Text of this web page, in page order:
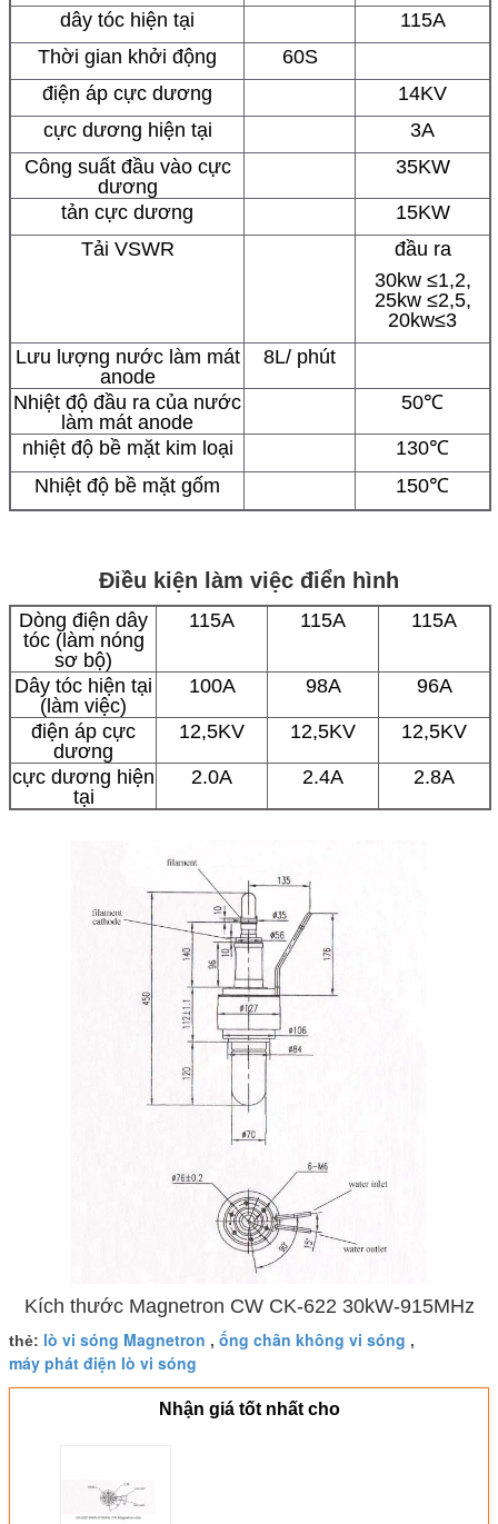
dây tóc hiện tại
115A
Thời gian khởi động
60S
điện áp cực dương
14KV
cực dương hiện tại
3A
Công suất đầu vào cực
dương
35KW
tản cực dương
15KW
Tải VSWR
đầu ra
30kw ≤1,2,
25kw ≤2,5,
20kw≤3
Lưu lượng nước làm mát
anode
8L/ phút
Nhiệt độ đầu ra của nước
làm mát anode
50℃
nhiệt độ bề mặt kim loại
130℃
Nhiệt độ bề mặt gốm
150℃
Điều kiện làm việc điển hình
Dòng điện dây
tóc (làm nóng
sơ bộ)
115A 115A 115A
Dây tóc hiện tại
(làm việc)
100A 98A 96A
điện áp cực
dương
12,5KV 12,5KV 12,5KV
cực dương hiện
tại
2.0A 2.4A 2.8A
~ 0,131T ~ 0,129T
Kích thước Magnetron CW CK-622 30kW-915MHz
thẻ: lò vi sóng Magnetron , ống chân không vi sóng ,
máy phát điện lò vi sóng
Nhận giá tốt nhất cho